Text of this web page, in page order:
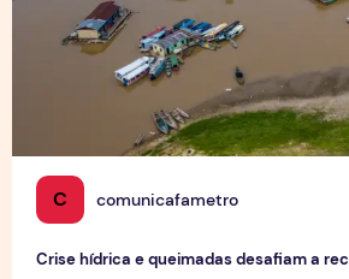
C comunicafametro
Crise hídrica e queimadas desafiam a